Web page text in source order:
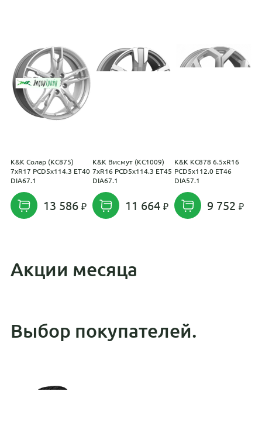
K&K Солар (КС875)
7xR17 PCD5x114.3 ET40
DIA67.1
13 586
K&K Висмут (КС1009)
7xR16 PCD5x114.3 ET45
DIA67.1
11 664
K&K КС878 6.5xR16
PCD5x112.0 ET46
DIA57.1
9 752
Акции месяца
Выбор покупателей.